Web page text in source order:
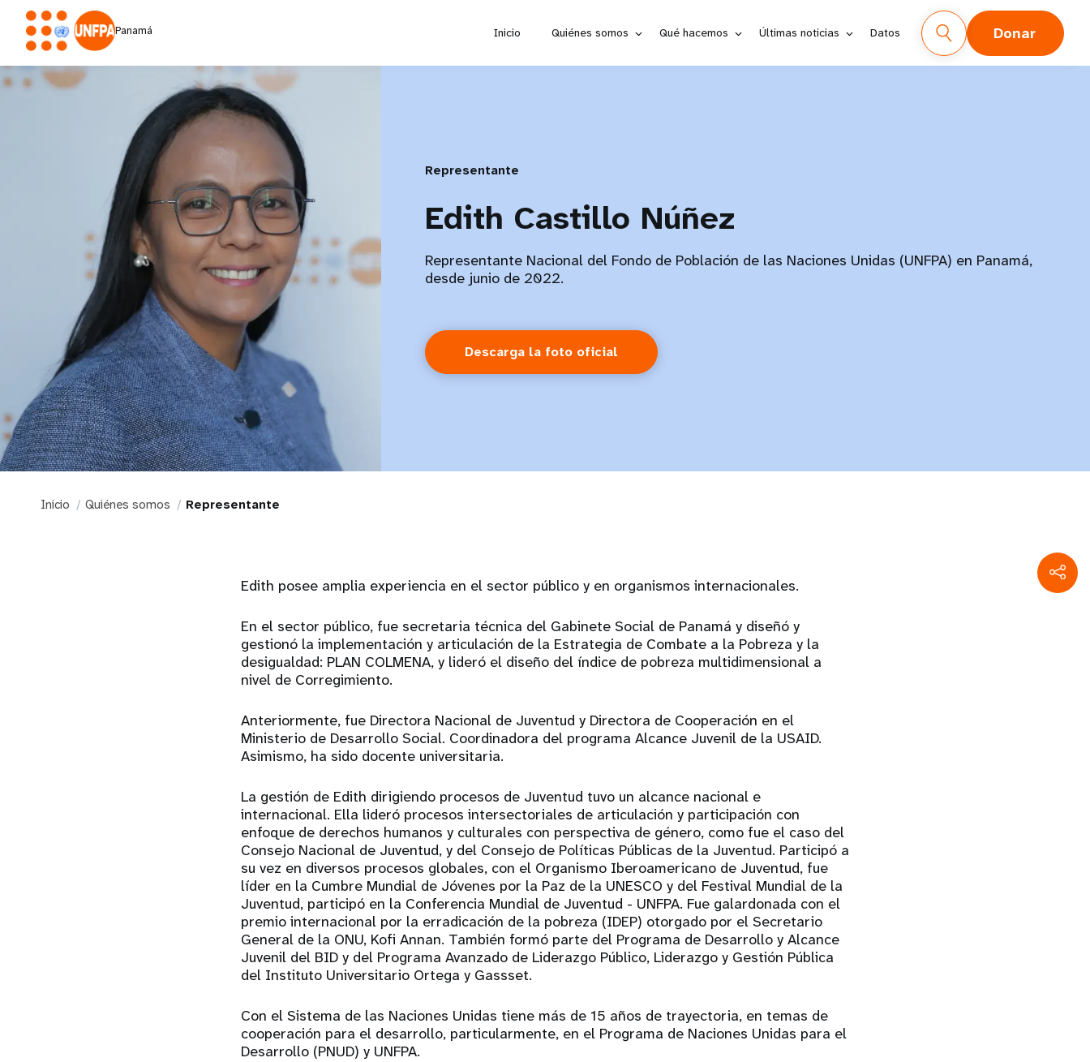
Panamá Inicio Quiénes somos Qué hacemos Últimas noticias Datos Donar
Representante
Edith Castillo Núñez
Representante Nacional del Fondo de Población de las Naciones Unidas (UNFPA) en Panamá,
desde junio de 2022.
Descarga la foto oficial
Inicio Quiénes somos Representante
Edith posee amplia experiencia en el sector público y en organismos internacionales.
En el sector público, fue secretaria técnica del Gabinete Social de Panamá y diseñó y
gestionó la implementación y articulación de la Estrategia de Combate a la Pobreza y la
desigualdad: PLAN COLMENA, y lideró el diseño del índice de pobreza multidimensional a
nivel de Corregimiento.
Anteriormente, fue Directora Nacional de Juventud y Directora de Cooperación en el
Ministerio de Desarrollo Social. Coordinadora del programa Alcance Juvenil de la USAID.
Asimismo, ha sido docente universitaria.
La gestión de Edith dirigiendo procesos de Juventud tuvo un alcance nacional e
internacional. Ella lideró procesos intersectoriales de articulación y participación con
enfoque de derechos humanos y culturales con perspectiva de género, como fue el caso del
Consejo Nacional de Juventud, y del Consejo de Políticas Públicas de la Juventud. Participó a
su vez en diversos procesos globales, con el Organismo Iberoamericano de Juventud, fue
líder en la Cumbre Mundial de Jóvenes por la Paz de la UNESCO y del Festival Mundial de la
Juventud, participó en la Conferencia Mundial de Juventud - UNFPA. Fue galardonada con el
premio internacional por la erradicación de la pobreza (IDEP) otorgado por el Secretario
General de la ONU, Kofi Annan. También formó parte del Programa de Desarrollo y Alcance
Juvenil del BID y del Programa Avanzado de Liderazgo Público, Liderazgo y Gestión Pública
del Instituto Universitario Ortega y Gassset.
Con el Sistema de las Naciones Unidas tiene más de 15 años de trayectoria, en temas de
cooperación para el desarrollo, particularmente, en el Programa de Naciones Unidas para el
Desarrollo (PNUD) y UNFPA.